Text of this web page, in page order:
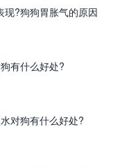
现?狗狗胃胀气的原因
有什么好处?
对狗有什么好处?